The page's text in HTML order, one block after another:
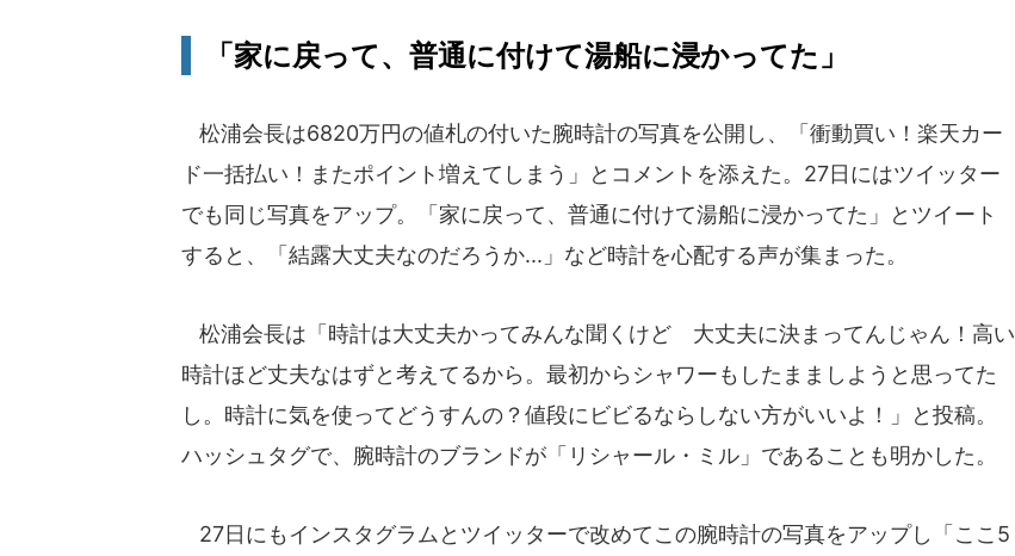
「家に戻って、普通に付けて湯船に浸かってた」
松浦会長は6820万円の値札の付いた腕時計の写真を公開し、「衝動買い！楽天カー
ド一括払い！またポイント増えてしまう」とコメントを添えた。27日にはツイッター
でも同じ写真をアップ。「家に戻って、普通に付けて湯船に浸かってた」とツイート
すると、「結露大丈夫なのだろうか...」など時計を心配する声が集まった。
松浦会長は「時計は大丈夫かってみんな聞くけど 大丈夫に決まってんじゃん！高い
時計ほど丈夫なはずと考えてるから。最初からシャワーもしたまましようと思ってた
し。時計に気を使ってどうすんの？値段にビビるならしない方がいいよ！」と投稿。
ハッシュタグで、腕時計のブランドが「リシャール・ミル」であることも明かした。
27日にもインスタグラムとツイッターで改めてこの腕時計の写真をアップし「ここ5